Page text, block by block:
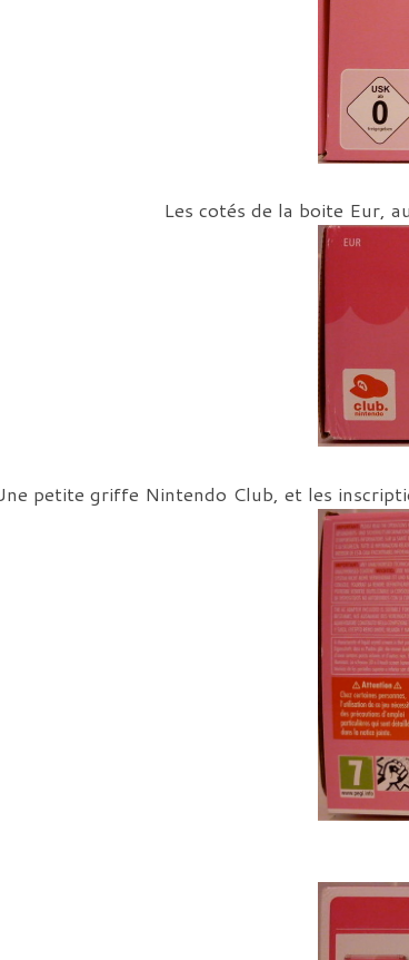
Les cotés de la boite Eur,
petite griffe Nintendo Club, et les